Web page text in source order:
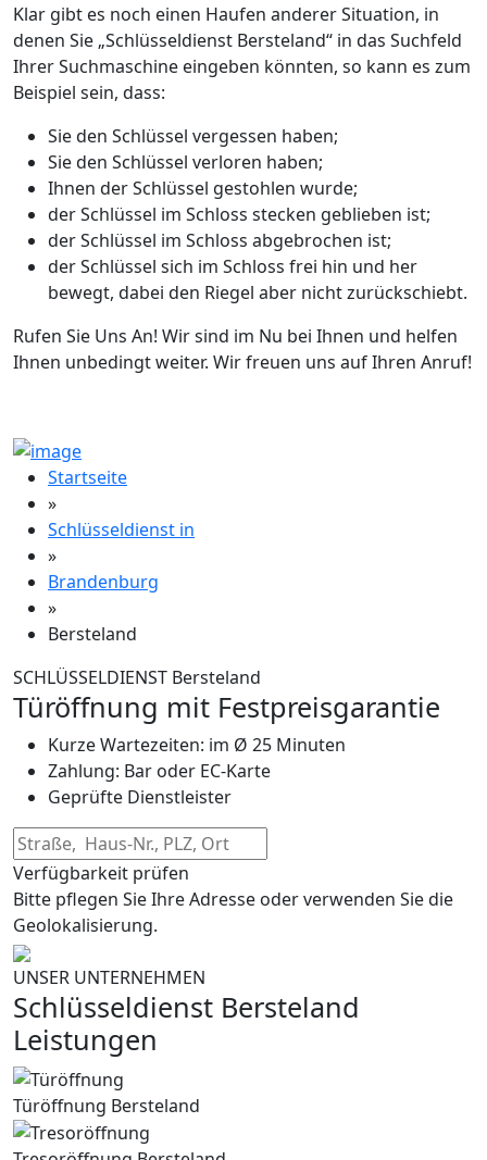
Klar gibt es noch einen Haufen anderer Situation, in
denen Sie „Schlüsseldienst Bersteland“ in das Suchfeld
Ihrer Suchmaschine eingeben könnten, so kann es zum
Beispiel sein, dass:
Sie den Schlüssel vergessen haben;
Sie den Schlüssel verloren haben;
Ihnen der Schlüssel gestohlen wurde;
der Schlüssel im Schloss stecken geblieben ist;
der Schlüssel im Schloss abgebrochen ist;
der Schlüssel sich im Schloss frei hin und her
bewegt, dabei den Riegel aber nicht zurückschiebt.
Rufen Sie Uns An! Wir sind im Nu bei Ihnen und helfen
Ihnen unbedingt weiter. Wir freuen uns auf Ihren Anruf!
Startseite
»
Schlüsseldienst in
»
Brandenburg
»
Bersteland
SCHLÜSSELDIENST Bersteland
Türöffnung mit Festpreisgarantie
Kurze Wartezeiten: im Ø 25 Minuten
Zahlung: Bar oder EC-Karte
Geprüfte Dienstleister
Verfügbarkeit prüfen
Bitte pflegen Sie Ihre Adresse oder verwenden Sie die
Geolokalisierung.
UNSER UNTERNEHMEN
Schlüsseldienst Bersteland
Leistungen
Türöffnung Bersteland